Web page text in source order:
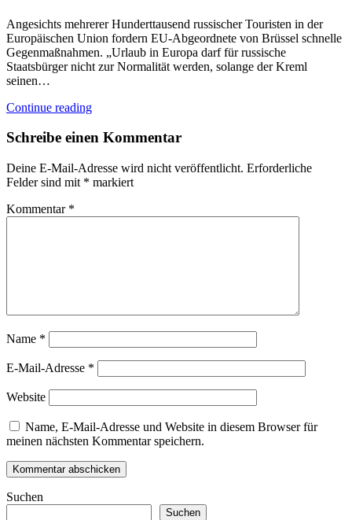
Angesichts mehrerer Hunderttausend russischer Touristen in der
Europäischen Union fordern EU-Abgeordnete von Brüssel schnelle
Gegenmaßnahmen. „Urlaub in Europa darf für russische
Staatsbürger nicht zur Normalität werden, solange der Kreml
seinen…
Continue reading
Schreibe einen Kommentar
Deine E-Mail-Adresse wird nicht veröffentlicht. Erforderliche
Felder sind mit * markiert
Kommentar *
Name *
E-Mail-Adresse *
Website
Name, E-Mail-Adresse und Website in diesem Browser für
meinen nächsten Kommentar speichern.
Suchen
Suchen